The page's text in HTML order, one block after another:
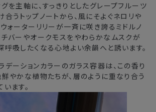
5〜8日
場合、上記の日程で発送できない場合がござ
による遅延
注文、繁忙期および休業期間中
認にお時間を要する
より配送手配に時間がかかる
を主軸に、すっきりとしたグレープフルーツ
うトップノートから、風にそよぐネロリや
ォーターリリーが一斉に咲き誇るミドルノ
チバーやオークモスをやわらかなムスクが
呼吸したくなる心地よい余韻へと誘います。
デーションカラーのガラス容器は、この香り
やかな植物たちが、層のように重なり合う
ます。